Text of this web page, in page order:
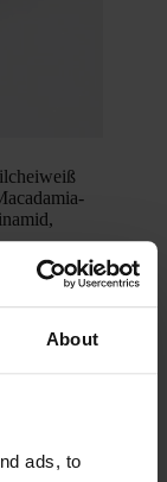
About
ads, to
uns nicht
zu einer